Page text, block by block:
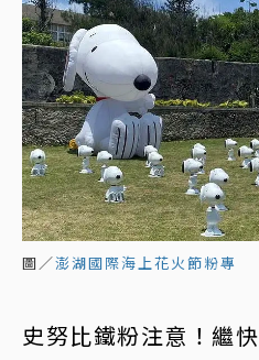
圖／澎湖國際海上花火節粉專
史努比鐵粉注意！繼